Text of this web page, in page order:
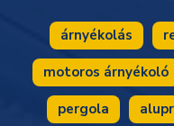
árnyékolás
motoros árnyékoló
pergola